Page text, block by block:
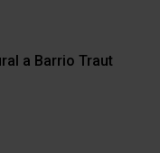
a Barrio Traut